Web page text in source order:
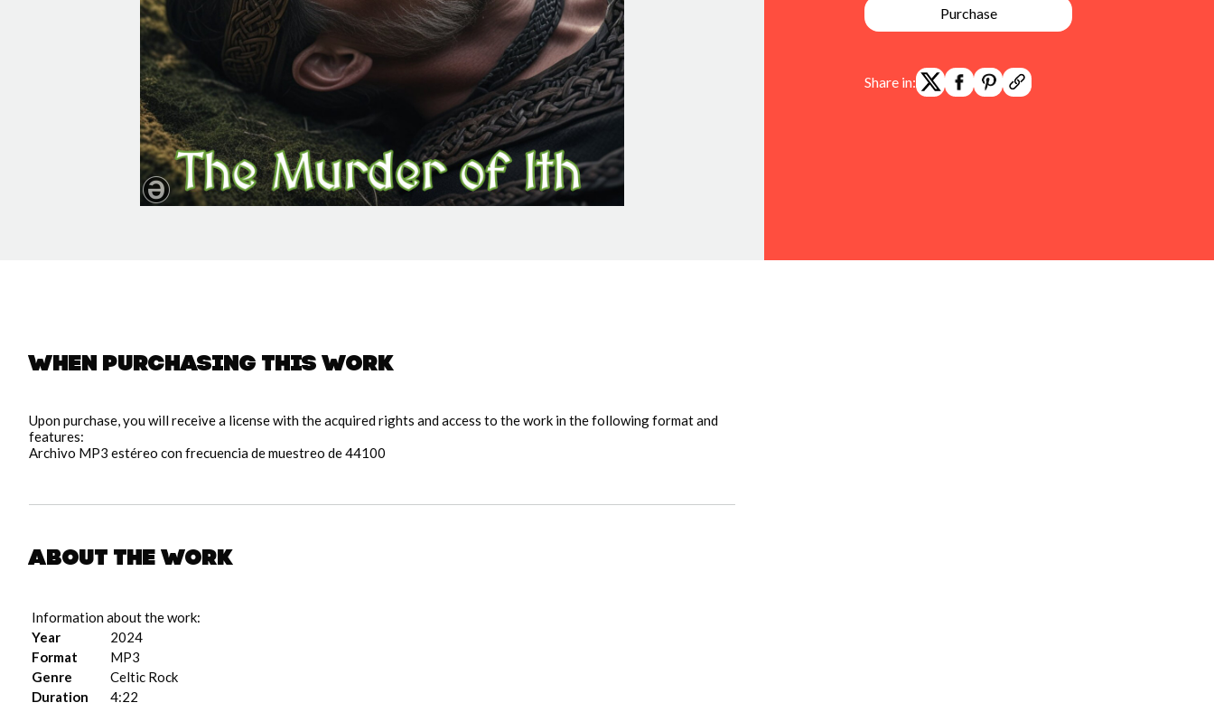
Purchase
Share in:
When purchasing this work
Upon purchase, you will receive a license with the acquired rights and access to the work in the following format and
features:
Archivo MP3 estéreo con frecuencia de muestreo de 44100
About the work
Information about the work:
Year
2024
Format
MP3
Genre
Celtic Rock
Duration
4:22